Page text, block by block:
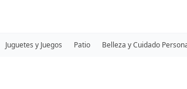
Juguetes y Juegos Patio Belleza y Cuidado